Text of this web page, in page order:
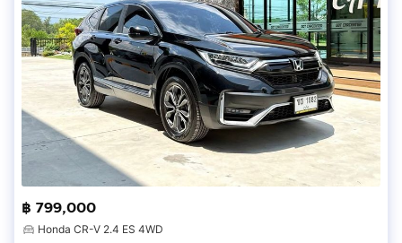
฿ 799,000
Honda CR-V 2.4 ES 4WD